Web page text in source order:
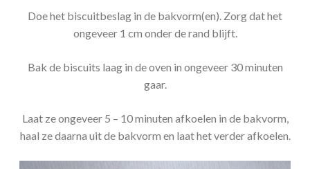
Doe het biscuitbeslag in de bakvorm(en). Zorg dat het
ongeveer 1 cm onder de rand blijft.
Bak de biscuits laag in de oven in ongeveer 30 minuten
gaar.
Laat ze ongeveer 5 – 10 minuten afkoelen in de bakvorm,
haal ze daarna uit de bakvorm en laat het verder afkoelen.